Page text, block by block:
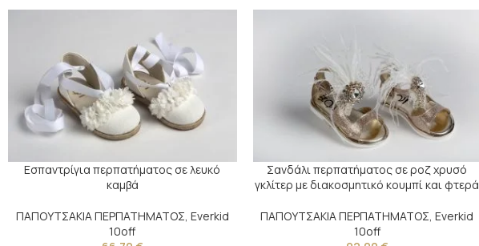
Εσπαντρίγια περπατήματος σε λευκό
καμβά
ΠΑΠΟΥΤΣΑΚΙΑ ΠΕΡΠΑΤΗΜΑΤΟΣ, Everkid
10off
Σανδάλι περπατήματος σε ροζ χρυσό
γκλίτερ με διακοσμητικό κουμπί και φτερά
ΠΑΠΟΥΤΣΑΚΙΑ ΠΕΡΠΑΤΗΜΑΤΟΣ,Everkid
10off